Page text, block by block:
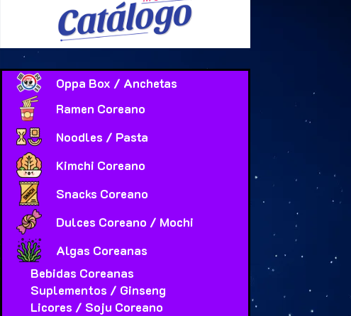
Oppa Box / Anchetas
Ramen Coreano
Noodles / Pasta
Kimchi Coreano
Snacks Coreano
Dulces Coreano / Mochi
Algas Coreanas
Bebidas Coreanas
Suplementos / Ginseng
Licores / Soju Coreano